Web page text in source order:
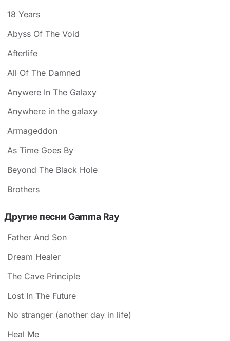
18 Years
Abyss Of The Void
Afterlife
All Of The Damned
Anywere In The Galaxy
Anywhere in the galaxy
Armageddon
As Time Goes By
Beyond The Black Hole
Brothers
Другие песни Gamma Ray
Father And Son
Dream Healer
The Cave Principle
Lost In The Future
No stranger (another day in life)
Heal Me